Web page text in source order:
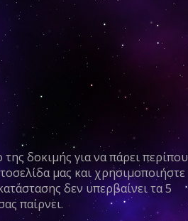
δοκιμής για να πάρει περίπου
μας και χρησιμοποιήστε
δεν υπερβαίνει τα 5
παίρνει.